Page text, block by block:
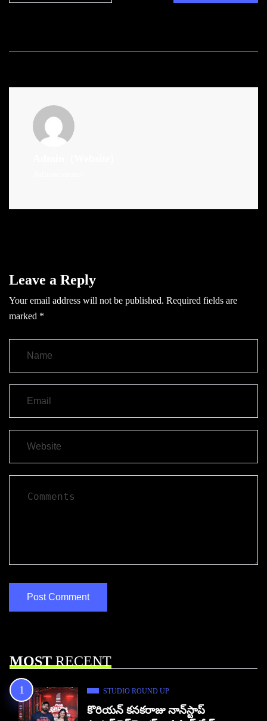
Leave a Reply
Your email address will not be published. Required fields are
marked *
MOSTRECENT
STUDIO ROUND UP
కొరియన్ కనకరాజు నాన్‌స్టాప్